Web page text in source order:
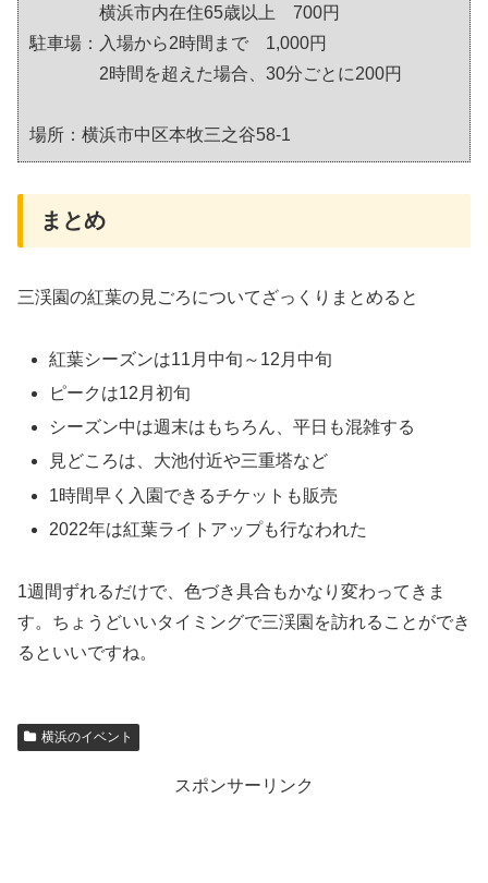
横浜市内在住65歳以上 700円
駐車場：入場から2時間まで 1,000円
2時間を超えた場合、30分ごとに200円
場所：横浜市中区本牧三之谷58-1
まとめ
三渓園の紅葉の見ごろについてざっくりまとめると
紅葉シーズンは11月中旬～12月中旬
ピークは12月初旬
シーズン中は週末はもちろん、平日も混雑する
見どころは、大池付近や三重塔など
1時間早く入園できるチケットも販売
2022年は紅葉ライトアップも行なわれた
1週間ずれるだけで、色づき具合もかなり変わってきま
す。ちょうどいいタイミングで三渓園を訪れることができ
るといいですね。
横浜のイベント
スポンサーリンク